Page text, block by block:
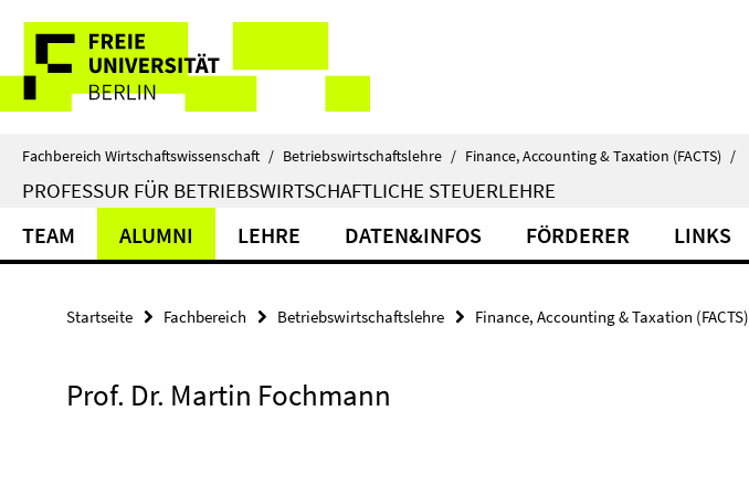
direkt
Inhalt
Service-
Navigation
Fachbereich Wirtschaftswissenschaft / Betriebswirtschaftslehre / Finance, Accounting & Taxation (FACTS) /
PROFESSUR FÜR BETRIEBSWIRTSCHAFTLICHE STEUERLEHRE
TEAM ALUMNI LEHRE DATEN&INFOS FÖRDERER LINKS
Startseite Fachbereich Betriebswirtschaftslehre Finance, Accounting & Taxation (FACTS)
Prof. Dr. Martin Fochmann